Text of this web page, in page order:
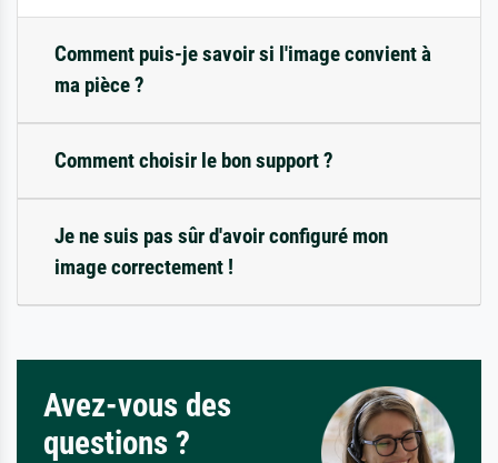
Comment puis-je savoir si l'image convient à
ma pièce ?
Comment choisir le bon support ?
Je ne suis pas sûr d'avoir configuré mon
image correctement !
Avez-vous des
questions ?